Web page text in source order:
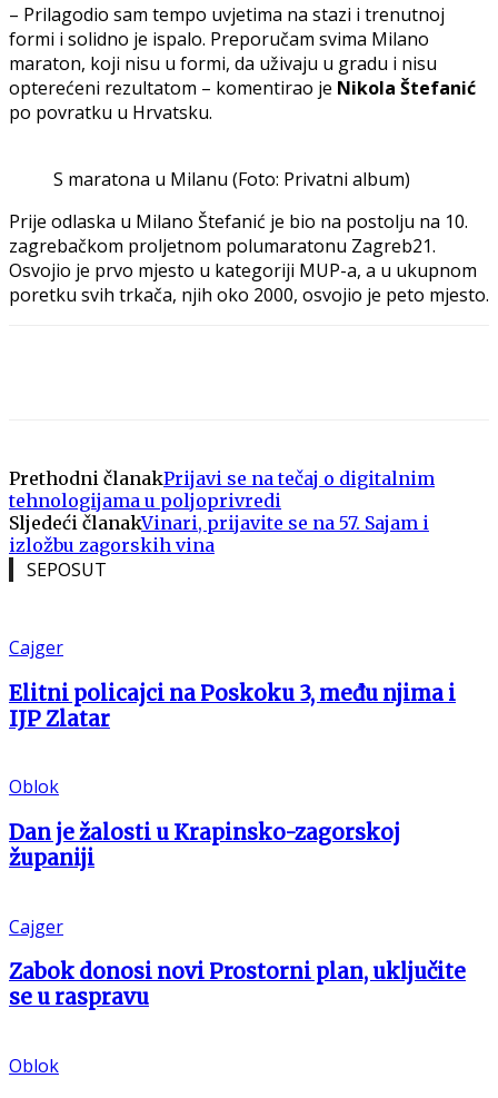
– Prilagodio sam tempo uvjetima na stazi i trenutnoj
formi i solidno je ispalo. Preporučam svima Milano
maraton, koji nisu u formi, da uživaju u gradu i nisu
opterećeni rezultatom – komentirao je Nikola Štefanić
po povratku u Hrvatsku.
S maratona u Milanu (Foto: Privatni album)
Prije odlaska u Milano Štefanić je bio na postolju na 10.
zagrebačkom proljetnom polumaratonu Zagreb21.
Osvojio je prvo mjesto u kategoriji MUP-a, a u ukupnom
poretku svih trkača, njih oko 2000, osvojio je peto mjesto.
Prethodni članakPrijavi se na tečaj o digitalnim
tehnologijama u poljoprivredi
Sljedeći članakVinari, prijavite se na 57. Sajam i
izložbu zagorskih vina
SEPOSUT
Cajger
Elitni policajci na Poskoku 3, među njima i
IJP Zlatar
Oblok
Dan je žalosti u Krapinsko-zagorskoj
županiji
Cajger
Zabok donosi novi Prostorni plan, uključite
se u raspravu
Oblok